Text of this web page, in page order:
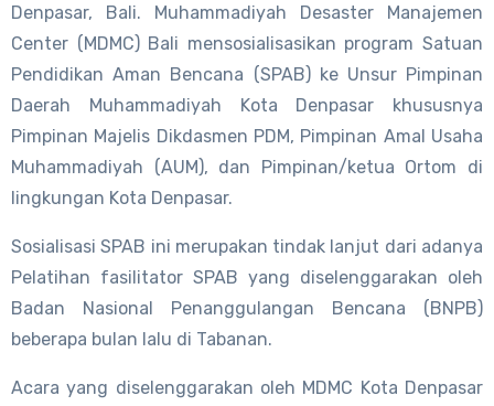
Denpasar, Bali. Muhammadiyah Desaster Manajemen
Center (MDMC) Bali mensosialisasikan program Satuan
Pendidikan Aman Bencana (SPAB) ke Unsur Pimpinan
Daerah Muhammadiyah Kota Denpasar khususnya
Pimpinan Majelis Dikdasmen PDM, Pimpinan Amal Usaha
Muhammadiyah (AUM), dan Pimpinan/ketua Ortom di
lingkungan Kota Denpasar.
Sosialisasi SPAB ini merupakan tindak lanjut dari adanya
Pelatihan fasilitator SPAB yang diselenggarakan oleh
Badan Nasional Penanggulangan Bencana (BNPB)
beberapa bulan lalu di Tabanan.
Acara yang diselenggarakan oleh MDMC Kota Denpasar